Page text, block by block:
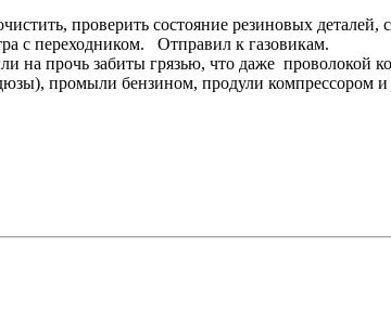
проверить состояние резиновых деталей,
с переходником. Отправил к газовикам.
на прочь забиты грязью, что даже проволокой
промыли бензином, продули компрессором и